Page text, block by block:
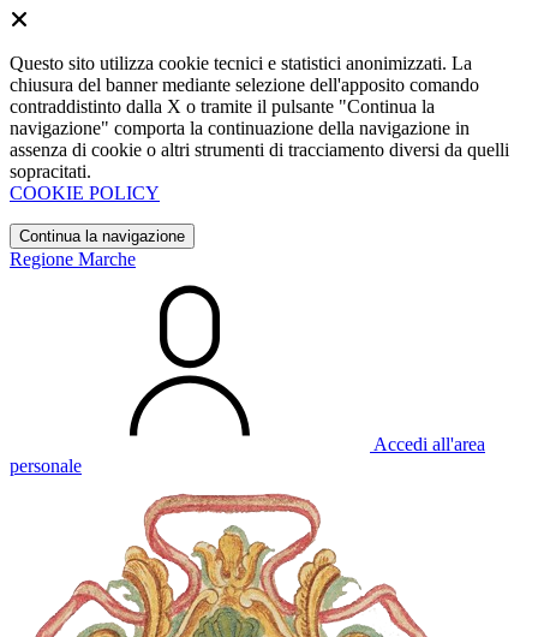
Questo sito utilizza cookie tecnici e statistici anonimizzati. La
chiusura del banner mediante selezione dell'apposito comando
contraddistinto dalla X o tramite il pulsante "Continua la
navigazione" comporta la continuazione della navigazione in
assenza di cookie o altri strumenti di tracciamento diversi da quelli
sopracitati.
COOKIE POLICY
Continua la navigazione
Regione Marche
Accedi all'area
personale